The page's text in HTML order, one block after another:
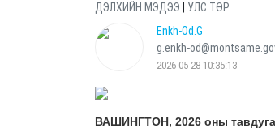
ДЭЛХИЙН МЭДЭЭ
УЛС ТӨР
Enkh-Od.G
g.enkh-
2026-05-28 10:35:13
ВАШИНГТОН,2026 оны тав